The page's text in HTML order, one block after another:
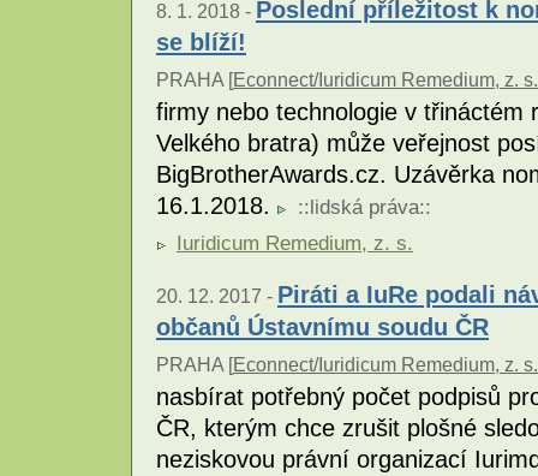
8. 1. 2018 - Poslední příležitost k
se blíží!
PRAHA [Econnect/Iuridicum Remedium, z. s.
firmy nebo technologie v třináctém
Velkého bratra) může veřejnost
BigBrotherAwards.cz. Uzávěrka
16.1.2018.
:: lidská práva::
Iuridicum Remedium, z. s.
20. 12. 2017 - Piráti a IuRe podali
občanů Ústavnímu soudu ČR
PRAHA [Econnect/Iuridicum Remedium, z. s.
nasbírat potřebný počet podpisů
ČR, kterým chce zrušit plošné
neziskovou právní organizací